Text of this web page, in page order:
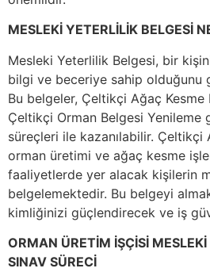
MESLEKİ YETERLİLİK BELGESİ
Mesleki Yeterlilik Belgesi, bir
bilgi ve beceriye sahip olduğunu
Bu belgeler, Çeltikçi Ağaç Kesme
Çeltikçi Orman Belgesi Yenileme
süreçleri ile kazanılabilir. Çeltikçi
orman üretimi ve ağaç kesme
faaliyetlerde yer alacak kişilerin
belgelemektedir. Bu belgeyi
kimliğinizi güçlendirecek ve iş
ORMAN ÜRETİM İŞÇİSİ
SINAV SÜRECİ